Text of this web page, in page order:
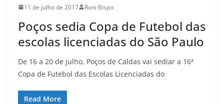
11 de julho de 2017 Roni Bispo
Poços sedia Copa de Futebol das
escolas licenciadas do São Paulo
De 16 a 20 de julho, Poços de Caldas vai sediar a 16ª
Copa de Futebol das Escolas Licenciadas do
Read More